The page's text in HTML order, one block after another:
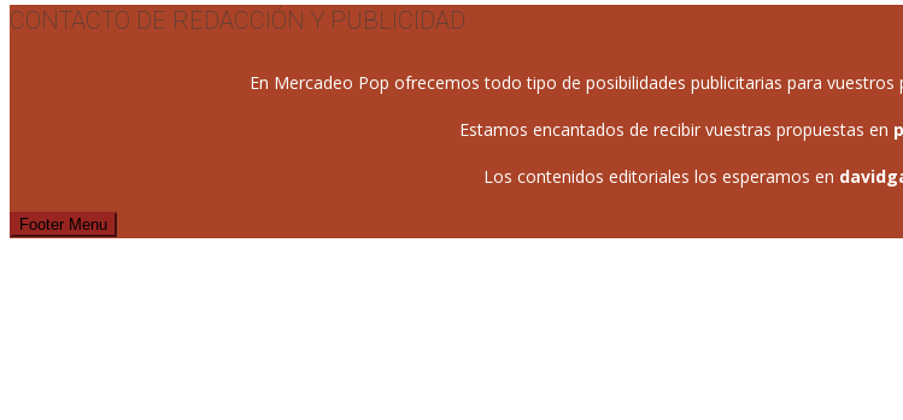
CONTACTO DE REDACCIÓN Y PUBLICIDAD
En Mercadeo Pop ofrecemos todo tipo de posibilidades publicitarias para vuestros
Estamos encantados de recibir vuestras propuestas en
Los contenidos editoriales los esperamos en
Footer Menu